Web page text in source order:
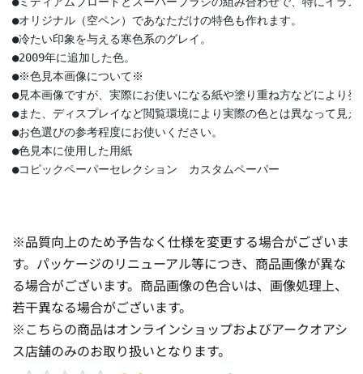
●オリジナル（空ペン）であなただけの特色も作れます。
●冷たい印象を与える寒色系のグレイ。
●2009年に追加した色。
●※色見本画像について※
●見本画像ですが、実際にお使いになる紙や塗り重ね方などにより発
●また、ディスプレイなど閲覧環境により実際の色とは異なって見
●お色選びの参考程度にお使いください。
●色見本に使用した用紙
●コピックペーパーセレクション　カスタムペーパー
※品質向上のため予告なく仕様を変更する場合がございま
す。パッケージのリニューアル等につき、商品画像が異な
る場合がございます。商品画像の色合いは、画像処理上、
若干異なる場合がございます。
※こちらの商品はオンラインショップおよびアークオアシ
ス店舗のみのお取り扱いとなります。